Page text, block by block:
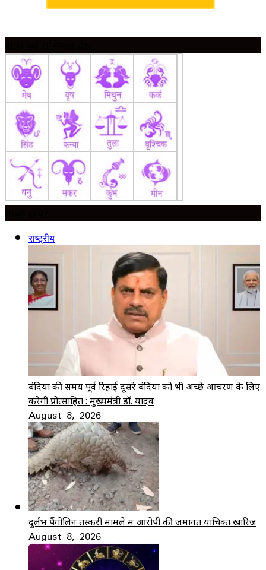
राष्ट्रीय
बंदियों की समय पूर्व रिहाई दूसरे बंदियों को भी अच्छे आचरण के लिए
करेगी प्रोत्साहित : मुख्यमंत्री डॉ. यादव
August 8, 2026
दुर्लभ पैंगोलिन तस्करी मामले में आरोपी की जमानत याचिका खारिज
August 8, 2026